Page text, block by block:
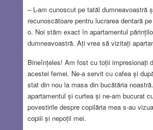
– L-am cunoscut pe tatăl dumneavoastră
recunoscătoare pentru lucrarea dentară
o. Noi stăm exact în apartamentul
dumneavoastră. Ați vrea să vizitați
Bineînțeles! Am fost cu toții impresionați
acestei femei. Ne-a servit cu cafea și
stat din nou la masa din bucătăria
apartamentul și curtea și ne-am bucurat
povestirile despre copilăria mea s-au
copiii și nepoții mei.